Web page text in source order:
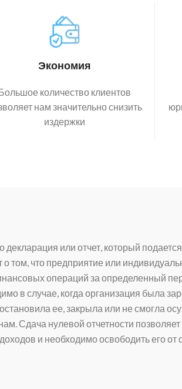
Экономия
количество клиентов
нам значительно снизить
издержки
декларация или отчет, который
о том, что предприятие или
операций за определенный
в случае, когда организация была
ее, закрыла или не смогла
Сдача нулевой отчетности
и необходимо освободить его от